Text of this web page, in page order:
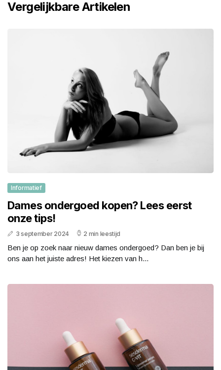
Vergelijkbare Artikelen
Informatief
Dames ondergoed kopen? Lees eerst
onze tips!
3 september 2024 2 min leestijd
Ben je op zoek naar nieuw dames ondergoed? Dan ben je bij
ons aan het juiste adres! Het kiezen van h...